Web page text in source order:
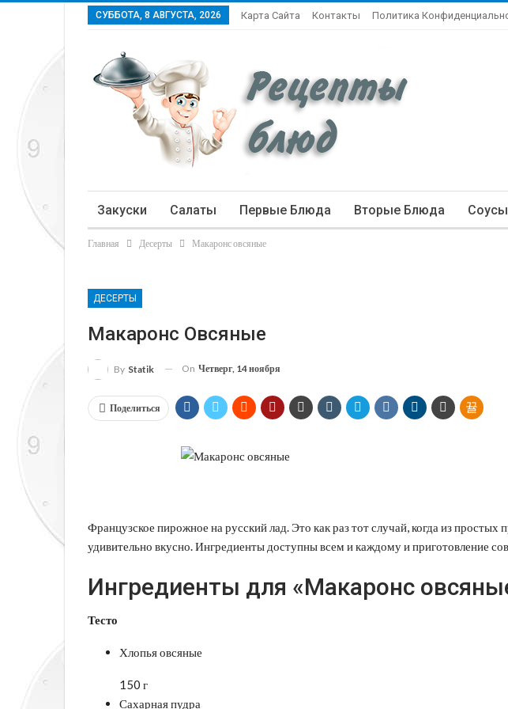
СУББОТА, 8 АВГУСТА, 2026 Карта Сайта Контакты Политика
Закуски Салаты Первые Блюда Вторые Блюда Соусы
Статьи
Главная Десерты Макаронс овсяные
ДЕСЕРТЫ
Макаронс Овсяные
By Statik On Четверг, 14 ноября
Поделиться
Французское пирожное на русский лад. Это как раз тот случай, когда из простых
удивительно вкусно. Ингредиенты доступны всем и каждому и приготовление
Ингредиенты для «Макаронс
Тесто
Хлопья овсяные
150 г
Сахарная пудра